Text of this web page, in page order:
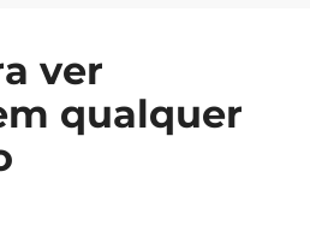
ver
qualquer